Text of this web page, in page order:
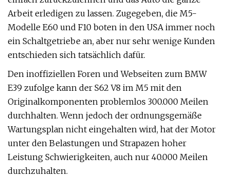
Arbeit erledigen zu lassen. Zugegeben, die M5-
Modelle E60 und F10 boten in den USA immer noch
ein Schaltgetriebe an, aber nur sehr wenige Kunden
entschieden sich tatsächlich dafür.
Den inoffiziellen Foren und Webseiten zum BMW
E39 zufolge kann der S62 V8 im M5 mit den
Originalkomponenten problemlos 300.000 Meilen
durchhalten. Wenn jedoch der ordnungsgemäße
Wartungsplan nicht eingehalten wird, hat der Motor
unter den Belastungen und Strapazen hoher
Leistung Schwierigkeiten, auch nur 40.000 Meilen
durchzuhalten.